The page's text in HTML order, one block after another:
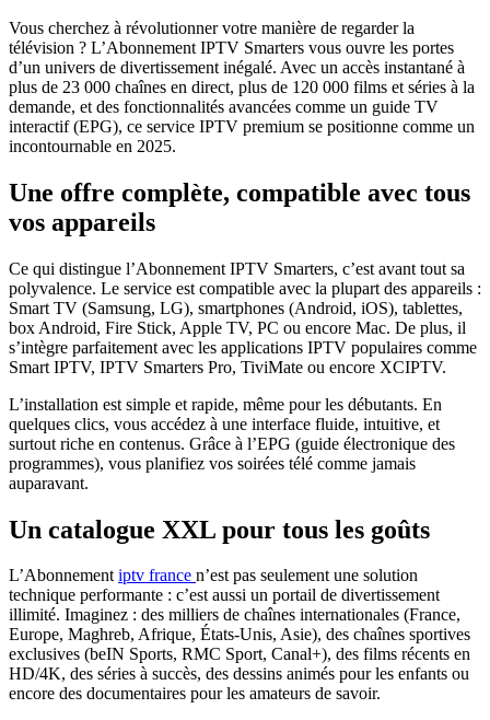
Vous cherchez à révolutionner votre manière de regarder la
télévision ? L’Abonnement IPTV Smarters vous ouvre les portes
d’un univers de divertissement inégalé. Avec un accès instantané à
plus de 23 000 chaînes en direct, plus de 120 000 films et séries à la
demande, et des fonctionnalités avancées comme un guide TV
interactif (EPG), ce service IPTV premium se positionne comme un
incontournable en 2025.
Une offre complète, compatible avec tous
vos appareils
Ce qui distingue l’Abonnement IPTV Smarters, c’est avant tout sa
polyvalence. Le service est compatible avec la plupart des appareils :
Smart TV (Samsung, LG), smartphones (Android, iOS), tablettes,
box Android, Fire Stick, Apple TV, PC ou encore Mac. De plus, il
s’intègre parfaitement avec les applications IPTV populaires comme
Smart IPTV, IPTV Smarters Pro, TiviMate ou encore XCIPTV.
L’installation est simple et rapide, même pour les débutants. En
quelques clics, vous accédez à une interface fluide, intuitive, et
surtout riche en contenus. Grâce à l’EPG (guide électronique des
programmes), vous planifiez vos soirées télé comme jamais
auparavant.
Un catalogue XXL pour tous les goûts
L’Abonnementiptv france n’est pas seulement une solution
technique performante : c’est aussi un portail de divertissement
illimité. Imaginez : des milliers de chaînes internationales (France,
Europe, Maghreb, Afrique, États-Unis, Asie), des chaînes sportives
exclusives (beIN Sports, RMC Sport, Canal+), des films récents en
HD/4K, des séries à succès, des dessins animés pour les enfants ou
encore des documentaires pour les amateurs de savoir.